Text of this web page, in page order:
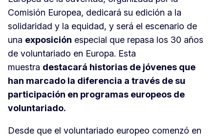
Comisión Europea, dedicará su edición a la
solidaridad y la equidad, y será el escenario de
una exposición especial que repasa los 30 años
de voluntariado en Europa. Esta
muestra destacará historias de jóvenes que
han marcado la diferencia a través de su
participación en programas europeos de
voluntariado.
Desde que el voluntariado europeo comenzó en